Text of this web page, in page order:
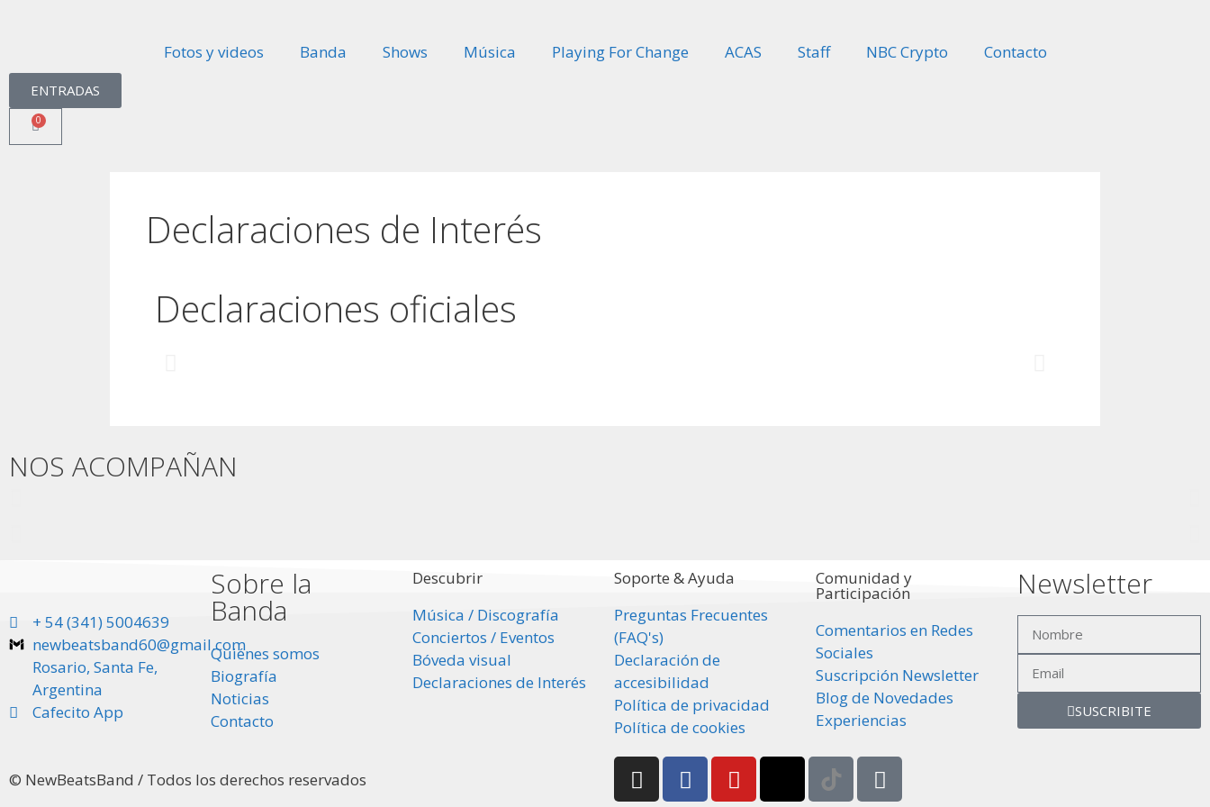
Fotos y videos Banda Shows Música Playing For Change ACAS Staff NBC Crypto Contacto
ENTRADAS
0
Declaraciones de Interés
Declaraciones oficiales
10 de Agosto del 2024
Más info
9 de Mayo del 2025
Más info Más info
Más info
NOS ACOMPAÑAN
+ 54 (341) 5004639
newbeatsband60@gmail.com
Rosario, Santa Fe,
Argentina
Cafecito App
Sobre la
Banda
Quiénes somos
Biografía
Noticias
Contacto
Descubrir
Música / Discografía
Conciertos / Eventos
Bóveda visual
Declaraciones de Interés
Soporte & Ayuda
Preguntas Frecuentes
(FAQ's)
Declaración de
accesibilidad
Política de privacidad
Política de cookies
Comunidad y
Participación
Comentarios en Redes
Sociales
Suscripción Newsletter
Blog de Novedades
Experiencias
Newsletter
SUSCRIBITE
© NewBeatsBand / Todos los derechos reservados